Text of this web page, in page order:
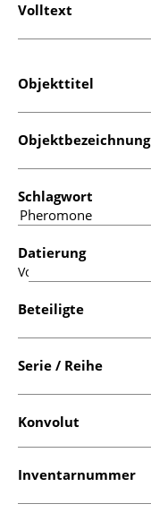
Volltext
Objekttitel
Objektbezeichnung
Schlagwort
Datierung
Von:
Beteiligte
Serie / Reihe
Konvolut
Inventarnummer